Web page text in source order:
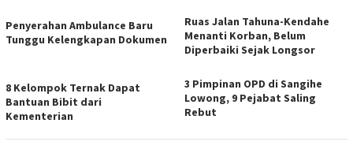
Penyerahan Ambulance Baru
Tunggu Kelengkapan Dokumen
Ruas Jalan Tahuna-Kendahe
Menanti Korban, Belum
Diperbaiki Sejak Longsor
8 Kelompok Ternak Dapat
Bantuan Bibit dari
Kementerian
3 Pimpinan OPD di Sangihe
Lowong, 9 Pejabat Saling
Rebut